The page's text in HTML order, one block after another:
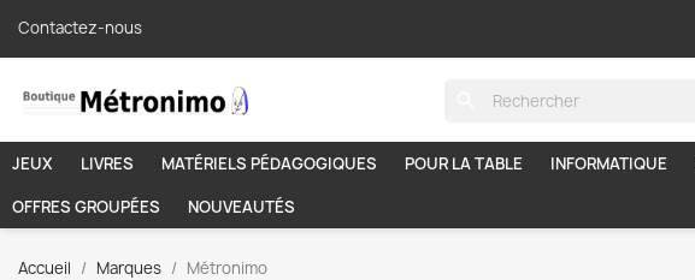
Contactez-nous
JEUX LIVRES MATÉRIELS PÉDAGOGIQUES POUR LA TABLE INFORMATIQUE
OFFRES GROUPÉES
NOUVEAUTÉS
Accueil Marques Métronimo